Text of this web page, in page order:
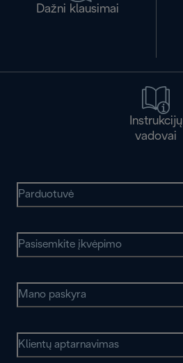
Dažni klausimai
Instrukcijų
vadovai
Parduotuvė
Pasisemkite įkvėpimo
Mano paskyra
Klientų aptarnavimas